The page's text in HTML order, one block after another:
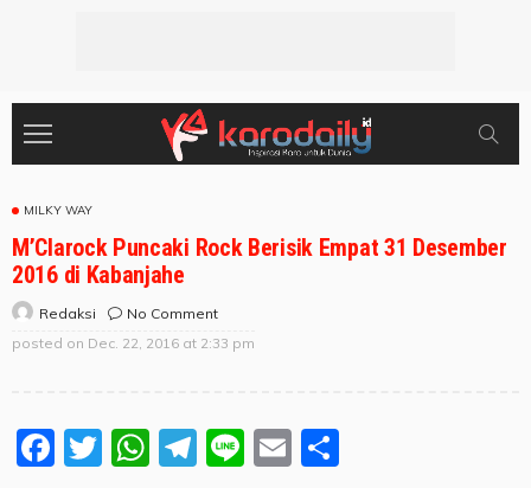
MILKY WAY
M’Clarock Puncaki Rock Berisik Empat 31 Desember
2016 di Kabanjahe
Redaksi
No Comment
posted on Dec. 22, 2016 at 2:33 pm
Facebook
Twitter
WhatsApp
Telegram
LineEmail